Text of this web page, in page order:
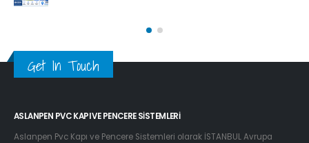
Get In Touch
ASLANPEN PVC KAPI VE PENCERE SISTEMLERI
Aslanpen Pvc Kapı ve Pencere Sistemleri olarak İSTANBUL Avrupa